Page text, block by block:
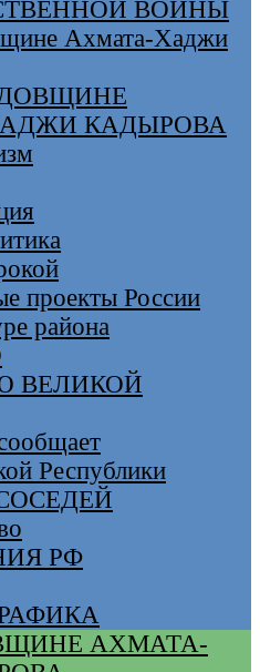
ВОЙНЫ
Ахмата-Хаджи
КАДЫРОВА
проекты России
района
ВЕЛИКОЙ
Республики
РФ
АХМАТА-